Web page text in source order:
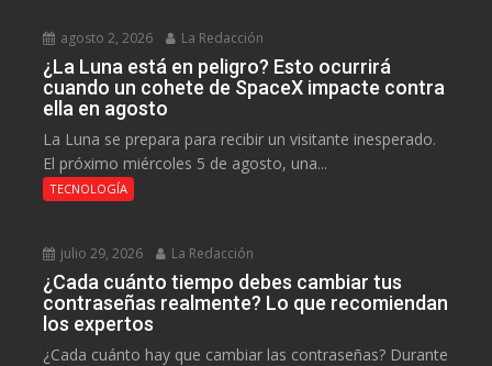
agosto 2, 2026 La Redacción
¿La Luna está en peligro? Esto ocurrirá
cuando un cohete de SpaceX impacte contra
ella en agosto
La Luna se prepara para recibir un visitante inesperado.
El próximo miércoles 5 de agosto, una...
TECNOLOGÍA
julio 29, 2026 La Redacción
¿Cada cuánto tiempo debes cambiar tus
contraseñas realmente? Lo que recomiendan
los expertos
¿Cada cuánto hay que cambiar las contraseñas? Durante